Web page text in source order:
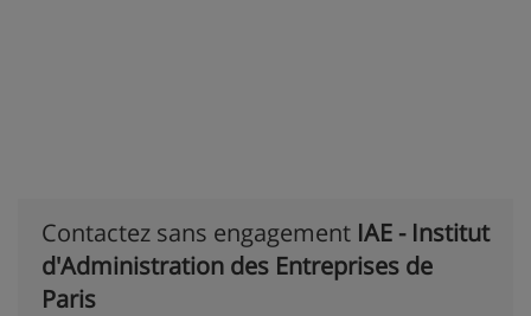
Contactez sans engagement IAE - Institut
d'Administration des Entreprises de
Paris